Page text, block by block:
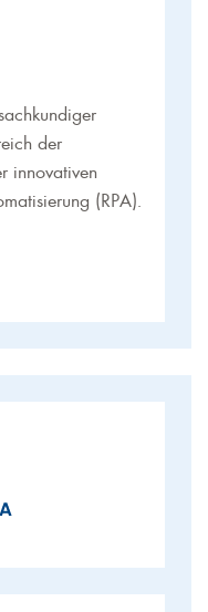
der
innovativen
(RPA).